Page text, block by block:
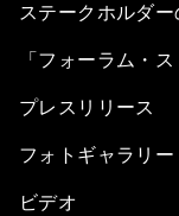
ステークホルダ
「フォーラム・ス
プレスリリース
フォトギャラリー
ビデオ